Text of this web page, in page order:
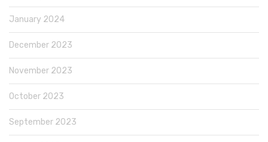
January 2024
December 2023
November 2023
October 2023
September 2023